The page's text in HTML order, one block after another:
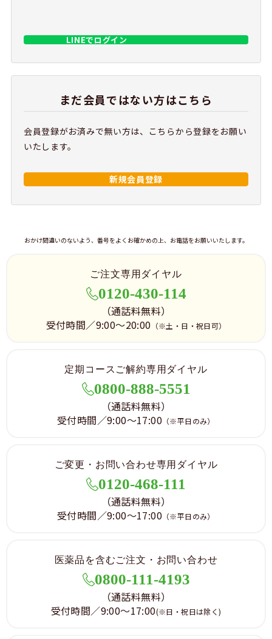
LINEでログイン
まだ会員ではない方はこちら
会員登録がお済みで無い方は、こちらから登録をお願い
いたします。
新規会員登録
おかけ間違いのないよう、番号をよくお確かめの上、お電話をお願いいたします。
ご注文専用ダイヤル
0120-430-114
（通話料無料）
受付時間／9:00～20:00 （※土・日・祝日可）
定期コースご解約専用ダイヤル
0800-888-5551
（通話料無料）
受付時間／9:00～17:00 （※平日のみ）
ご変更・お問い合わせ専用ダイヤル
0120-468-111
（通話料無料）
受付時間／9:00～17:00 （※平日のみ）
医薬品を含むご注文・お問い合わせ
0800-111-4193
（通話料無料）
受付時間／9:00～17:00(※日・祝日は除く)